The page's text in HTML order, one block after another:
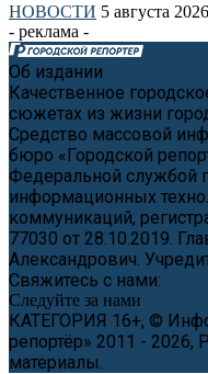
НОВОСТИ 5 августа 2026
- реклама -
Об издании
Качественное
сюжетах из жизни
Средство массовой
бюро «Городской
Федеральной службой
информационных
коммуникаций,
77030 от 28.10.2019.
Александрович.
Свяжитесь с нами:
Следуйте за нами
КАТЕГОРИЯ 16+, ©
репортёр» 2011 - 2026,
материалы.